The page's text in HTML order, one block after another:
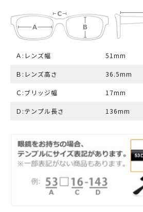
Ａ:レンズ幅 51mm
Ｂ:レンズ高さ 36.5mm
Ｃ:ブリッジ幅 17mm
Ｄ:テンプル長さ 136mm